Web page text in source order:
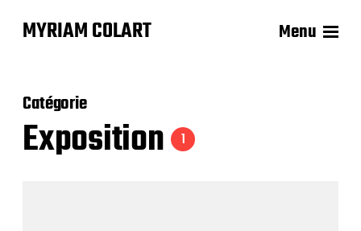
MYRIAM COLART Menu
Catégorie
Exposition 1